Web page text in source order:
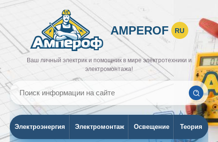
AMPEROF RU
Ваш личный электрик и помощник в мире электротехники и
электромонтажа!
Электроэнергия Электромонтаж Освещение Теория